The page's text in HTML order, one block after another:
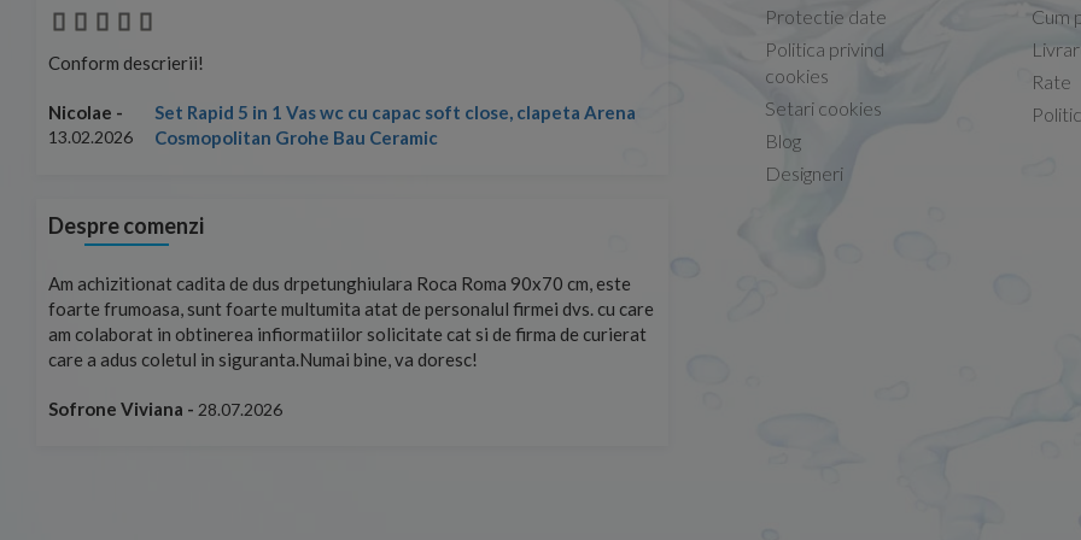
Conform descrierii!
Nicolae -
13.02.2026
Set Rapid 5 in 1 Vas wc cu capac soft close, clapeta Arena
Cosmopolitan Grohe Bau Ceramic
Conform descrierii!
13.02.2026
Despre comenzi
Am achizitionat cadita de dus drpetunghiulara Roca Roma 90x70 cm, este
foarte frumoasa, sunt foarte multumita atat de personalul firmei dvs. cu care
am colaborat in obtinerea infiormatiilor solicitate cat si de firma de curierat
care a adus coletul in siguranta.Numai bine, va doresc!
Sofrone Viviana - 28.07.2026
Protectie date
Politica privind
cookies
Setari cookies
Blog
Designeri
Cum
Rate